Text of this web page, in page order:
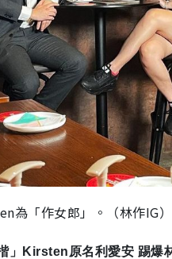
為「作女郎」。（林作IG）
」Kirsten原名利愛安 踢爆